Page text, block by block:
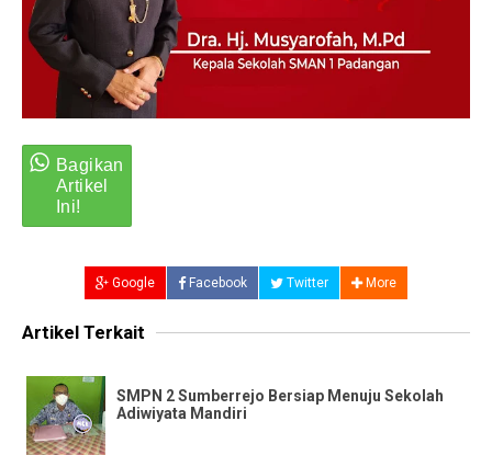
Google Facebook Twitter More
Artikel Terkait
SMPN 2 Sumberrejo Bersiap Menuju Sekolah
Adiwiyata Mandiri